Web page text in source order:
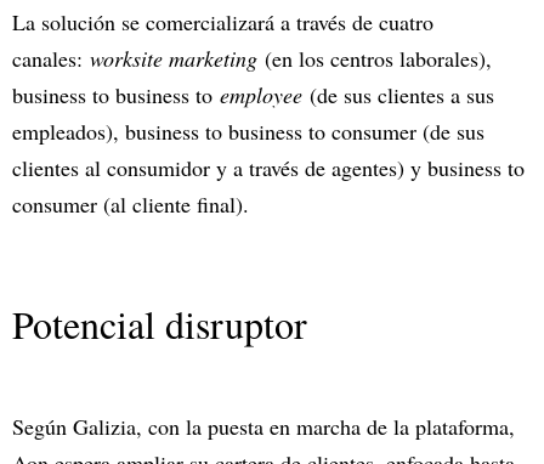
La solución se comercializará a través de cuatro
canales: worksite marketing (en los centros laborales),
business to business to employee (de sus clientes a sus
empleados), business to business to consumer (de sus
clientes al consumidor y a través de agentes) y business to
consumer (al cliente final).
Potencial disruptor
Según Galizia, con la puesta en marcha de la plataforma,